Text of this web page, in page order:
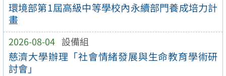
環境部第1屆高級中等學校內永續部門養成培力計
畫
2026-08-04 設備組
慈濟大學辦理「社會情緒發展與生命教育學術研
討會」